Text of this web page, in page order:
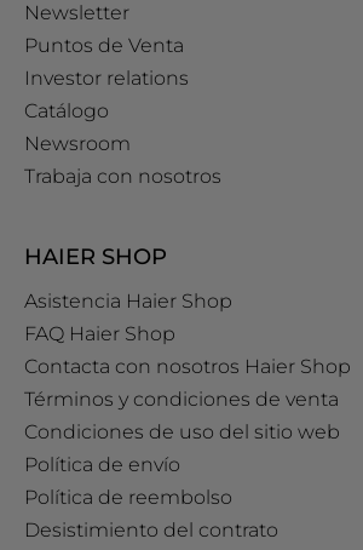
Newsletter
Puntos de Venta
Investor relations
Catálogo
Newsroom
Trabaja con nosotros
HAIER SHOP
Asistencia Haier Shop
FAQ Haier Shop
Contacta con nosotros Haier Shop
Términos y condiciones de venta
Condiciones de uso del sitio web
Política de envío
Política de reembolso
Desistimiento del contrato